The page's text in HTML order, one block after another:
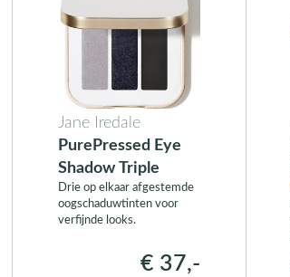
Jane Iredale
PurePressed Eye
Shadow Triple
Drie op elkaar afgestemde
oogschaduwtinten voor
verfijnde looks.
€ 37,-